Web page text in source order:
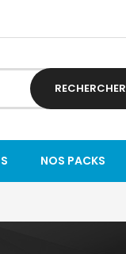
RECHERCHER
NOS PACKS